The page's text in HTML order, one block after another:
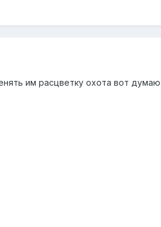
им расцветку охота вот